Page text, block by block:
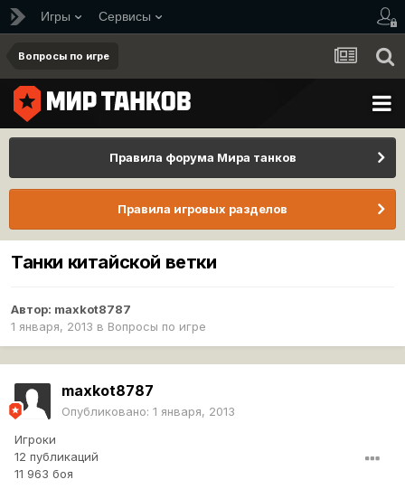
Игры Сервисы
Вопросы по игре
Правила форума Мира танков
Правила игровых разделов
Танки китайской ветки
Автор: maxkot8787
1 января, 2013 в Вопросы по игре
maxkot8787
Опубликовано: 1 января, 2013
Игроки
12 публикаций
11 963 боя